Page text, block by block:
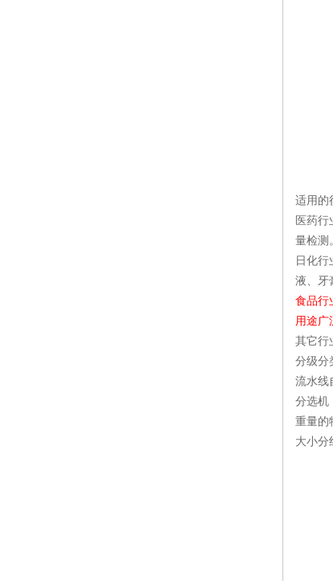
适用的
医药
量检测
日化
液、牙
食品行
用途广
其它行
分级分
流水线
分选机
重量的
大小分